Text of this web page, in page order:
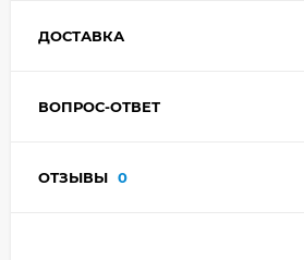
ДОСТАВКА
ВОПРОС-ОТВЕТ
ОТЗЫВЫ 0